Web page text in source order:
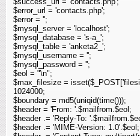
$error_url = 'contacts.php';
$error = '';
$mysql_server = 'localhost';
$mysql_database = 's-a_';
$mysql_table = 'anketa2_';
$mysql_username = '';
$mysql_password = '';
$eol = "\n";
$max_filesize =
1024000;
$boundary = md5(uniqid(time()));
$header = 'From: '.$mailfrom.$eol;
$header .= 'Reply-To:
$header .= 'MIME-Version: 1.0'.$eol;